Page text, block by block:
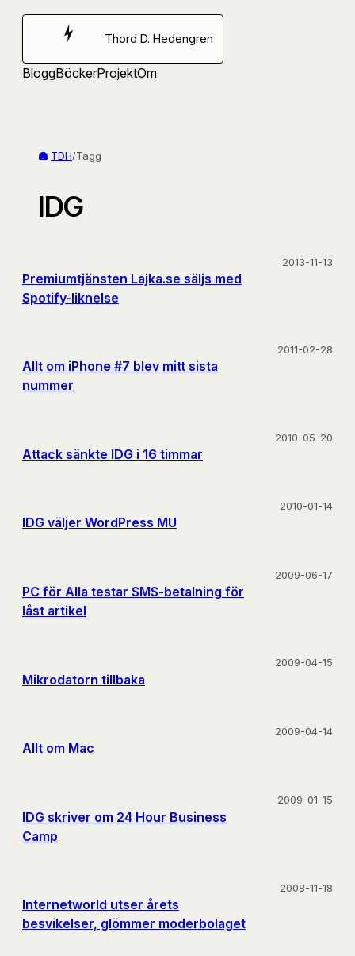
Hoppa
Thord D. Hedengren
BloggBöckerProjektOm
TDH/Tagg
IDG
Premiumtjänsten Lajka.se säljs med
Spotify-liknelse
2013-11-13
Allt om iPhone #7 blev mitt sista
nummer
2011-02-28
Attack sänkte IDG i 16 timmar
2010-05-20
IDG väljer WordPress MU
2010-01-14
PC för Alla testar SMS-betalning för
låst artikel
2009-06-17
Mikrodatorn tillbaka
2009-04-15
Allt om Mac
2009-04-14
IDG skriver om 24 Hour Business
Camp
2009-01-15
Internetworld utser årets
besvikelser, glömmer moderbolaget
2008-11-18